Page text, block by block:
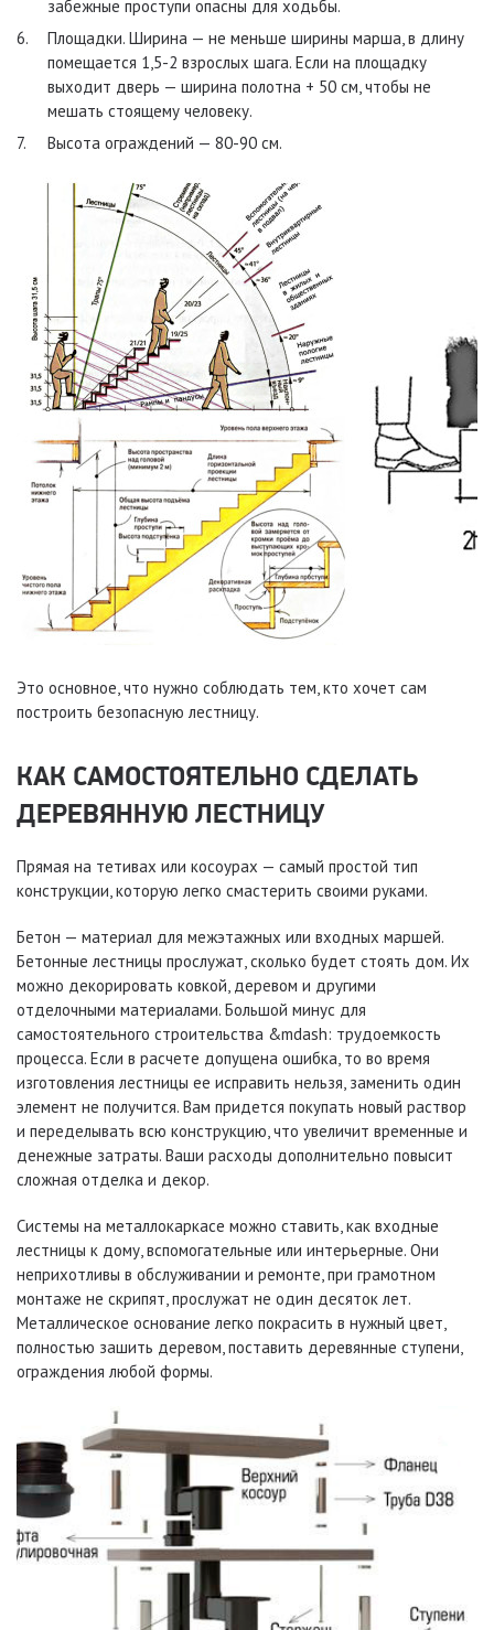
забежные проступи опасны для ходьбы.
Площадки. Ширина — не меньше ширины марша, в длину
помещается 1,5-2 взрослых шага. Если на площадку
выходит дверь — ширина полотна + 50 см, чтобы не
мешать стоящему человеку.
Высота ограждений — 80-90 см.
Это основное, что нужно соблюдать тем, кто хочет сам
построить безопасную лестницу.
КАК САМОСТОЯТЕЛЬНО СДЕЛАТЬ
ДЕРЕВЯННУЮ ЛЕСТНИЦУ
Прямая на тетивах или косоурах — самый простой тип
конструкции, которую легко смастерить своими руками.
Бетон — материал для межэтажных или входных маршей.
Бетонные лестницы прослужат, сколько будет стоять дом. Их
можно декорировать ковкой, деревом и другими
отделочными материалами. Большой минус для
самостоятельного строительства &mdash: трудоемкость
процесса. Если в расчете допущена ошибка, то во время
изготовления лестницы ее исправить нельзя, заменить один
элемент не получится. Вам придется покупать новый раствор
и переделывать всю конструкцию, что увеличит временные и
денежные затраты. Ваши расходы дополнительно повысит
сложная отделка и декор.
Системы на металлокаркасе можно ставить, как входные
лестницы к дому, вспомогательные или интерьерные. Они
неприхотливы в обслуживании и ремонте, при грамотном
монтаже не скрипят, прослужат не один десяток лет.
Металлическое основание легко покрасить в нужный цвет,
полностью зашить деревом, поставить деревянные ступени,
ограждения любой формы.